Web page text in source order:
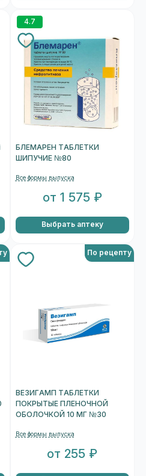
4.7
БЛЕМАРЕН ТАБЛЕТКИ
ШИПУЧИЕ №80
Все формы выпуска
от 1 575 ₽
Выбрать аптеку
По рецепту
ВЕЗИГАМП ТАБЛЕТКИ
ПОКРЫТЫЕ ПЛЕНОЧНОЙ
ОБОЛОЧКОЙ 10 МГ №30
Все формы выпуска
от 255 ₽